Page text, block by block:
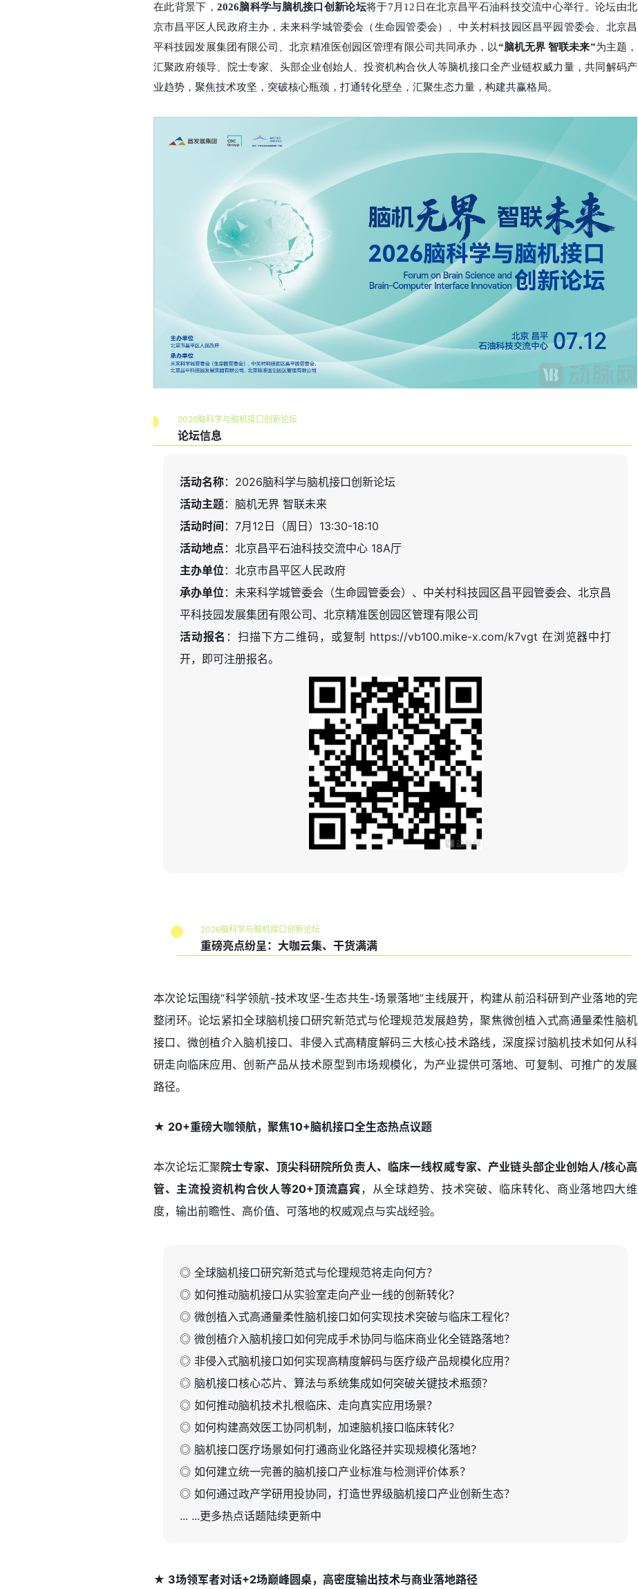
在此背景下， 2026脑科学与脑机接口创新论坛将于7月12日在北京昌平石油科技交流中心举行。论坛由北
京市昌平区人民政府主办，未来科学城管委会（生命园管委会）、中关村科技园区昌平园管委会、北京昌
平科技园发展集团有限公司、北京精准医创园区管理有限公司共同承办，以“脑机无界 智联未来”为主题，
汇聚政府领导、院士专家、头部企业创始人、投资机构合伙人等脑机接口全产业链权威力量，共同解码产
业趋势，聚焦技术攻坚，突破核心瓶颈，打通转化壁垒，汇聚生态力量，构建共赢格局。
2026脑科学与脑机接口创新论坛
论坛信息
活动名称：2026脑科学与脑机接口创新论坛
活动主题：脑机无界 智联未来
活动时间 ：7月12日（周日）13:30-18:10
活动地点 ：北京昌平石油科技交流中心 18A厅
主办单位：北京市昌平区人民政府
承办单位：未来科学城管委会（生命园管委会）、中关村科技园区昌平园管委会、北京昌
平科技园发展集团有限公司、北京精准医创园区管理有限公司
活动报名 ：扫描下方二维码，或复制 https://vb100.mike-x.com/k7vgt 在浏览器中打
开，即可注册报名。
2026脑科学与脑机接口创新论坛
重磅亮点纷呈：大咖云集、干货满满
本次论坛围绕“科学领航-技术攻坚-生态共生-场景落地”主线展开，构建从前沿科研到产业落地的完
整闭环。论坛紧扣全球脑机接口研究新范式与伦理规范发展趋势，聚焦微创植入式高通量柔性脑机
接口、微创植介入脑机接口、非侵入式高精度解码三大核心技术路线，深度探讨脑机技术如何从科
研走向临床应用、创新产品从技术原型到市场规模化，为产业提供可落地、可复制、可推广的发展
路径。
★ 20+重磅大咖领航，聚焦10+脑机接口全生态热点议题
本次论坛汇聚院士专家、顶尖科研院所负责人、临床一线权威专家、产业链头部企业创始人/核心高
管、主流投资机构合伙人等20+顶流嘉宾，从全球趋势、技术突破、临床转化、商业落地四大维
度，输出前瞻性、高价值、可落地的权威观点与实战经验。
◎ 全球脑机接口研究新范式与伦理规范将走向何方？
◎ 如何推动脑机接口从实验室走向产业一线的创新转化？
◎ 微创植入式高通量柔性脑机接口如何实现技术突破与临床工程化？
◎ 微创植介入脑机接口如何完成手术协同与临床商业化全链路落地？
◎ 非侵入式脑机接口如何实现高精度解码与医疗级产品规模化应用？
◎ 脑机接口核心芯片、算法与系统集成如何突破关键技术瓶颈？
◎ 如何推动脑机技术扎根临床、走向真实应用场景？
◎ 如何构建高效医工协同机制，加速脑机接口临床转化？
◎ 脑机接口医疗场景如何打通商业化路径并实现规模化落地？
◎ 如何建立统一完善的脑机接口产业标准与检测评价体系？
◎ 如何通过政产学研用投协同，打造世界级脑机接口产业创新生态？
... ...更多热点话题陆续更新中
★ 3场领军者对话+2场巅峰圆桌，高密度输出技术与商业落地路径